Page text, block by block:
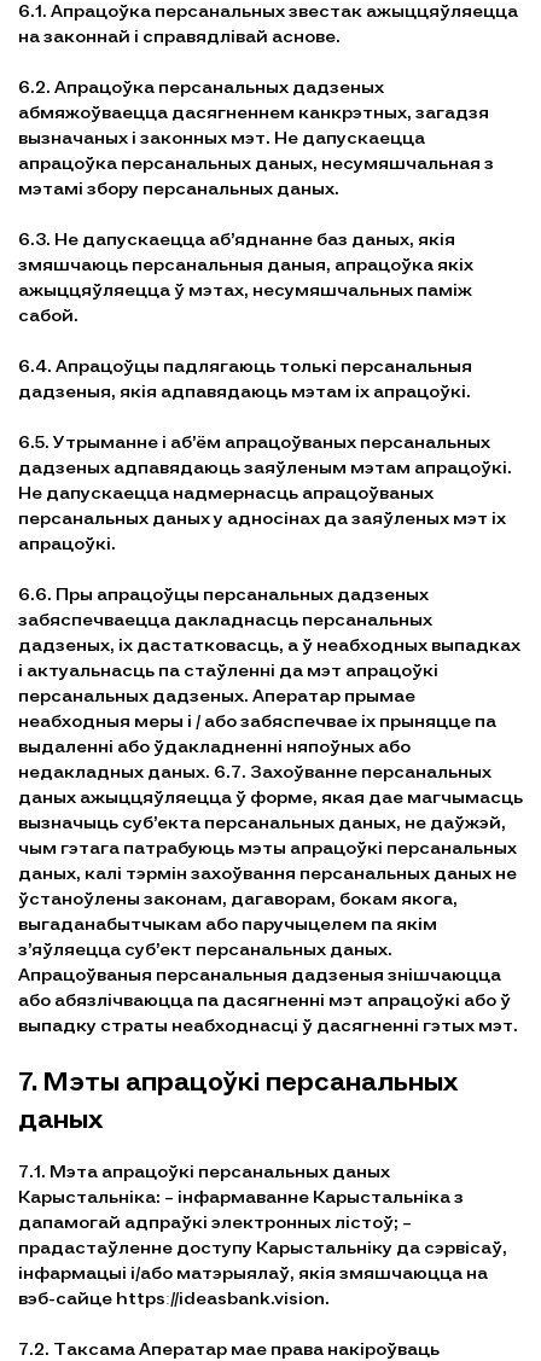
6.1. Апрацоўка персанальных звестак ажыццяўляецца
на законнай і справядлівай аснове.
6.2. Апрацоўка персанальных дадзеных
абмяжоўваецца дасягненнем канкрэтных, загадзя
вызначаных і законных мэт. Не дапускаецца
апрацоўка персанальных даных, несумяшчальная з
мэтамі збору персанальных даных.
6.3. Не дапускаецца аб’яднанне баз даных, якія
змяшчаюць персанальныя даныя, апрацоўка якіх
ажыццяўляецца ў мэтах, несумяшчальных паміж
сабой.
6.4. Апрацоўцы падлягаюць толькі персанальныя
дадзеныя, якія адпавядаюць мэтам іх апрацоўкі.
6.5. Утрыманне і аб’ём апрацоўваных персанальных
дадзеных адпавядаюць заяўленым мэтам апрацоўкі.
Не дапускаецца надмернасць апрацоўваных
персанальных даных у адносінах да заяўленых мэт іх
апрацоўкі.
6.6. Пры апрацоўцы персанальных дадзеных
забяспечваецца дакладнасць персанальных
дадзеных, іх дастатковасць, а ў неабходных выпадках
і актуальнасць па стаўленні да мэт апрацоўкі
персанальных дадзеных. Аператар прымае
неабходныя меры і / або забяспечвае іх прыняцце па
выдаленні або ўдакладненні няпоўных або
недакладных даных. 6.7. Захоўванне персанальных
даных ажыццяўляецца ў форме, якая дае магчымасць
вызначыць суб’екта персанальных даных, не даўжэй,
чым гэтага патрабуюць мэты апрацоўкі персанальных
даных, калі тэрмін захоўвання персанальных даных не
ўстаноўлены законам, дагаворам, бокам якога,
выгаданабытчыкам або паручыцелем па якім
з’яўляецца суб’ект персанальных даных.
Апрацоўваныя персанальныя дадзеныя знішчаюцца
або абязлічваюцца па дасягненні мэт апрацоўкі або ў
выпадку страты неабходнасці ў дасягненні гэтых мэт.
7. Мэты апрацоўкі персанальных
даных
7.1. Мэта апрацоўкі персанальных даных
Карыстальніка: – інфармаванне Карыстальніка з
дапамогай адпраўкі электронных лістоў; –
прадастаўленне доступу Карыстальніку да сэрвісаў,
інфармацыі і/або матэрыялаў, якія змяшчаюцца на
вэб-сайце httpsː//ideasbank.vision.
7.2. Таксама Аператар мае права накіроўваць